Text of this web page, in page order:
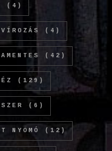
(4)
(4)
(42)
(129)
(6)
NYOMÓ (12)